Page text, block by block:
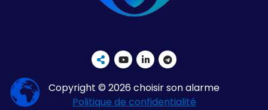
Copyright © 2026 choisir son alarme
Politique de confidentialité